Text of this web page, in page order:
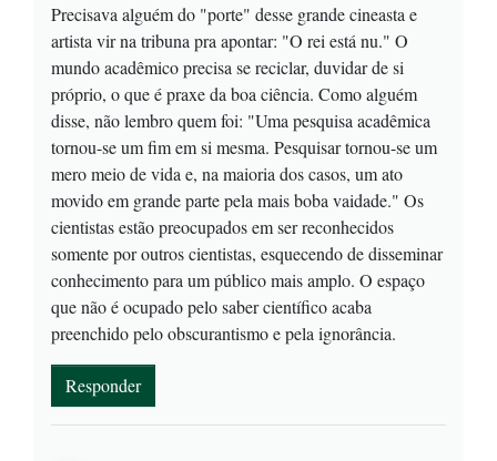
Precisava alguém do "porte" desse grande cineasta e
artista vir na tribuna pra apontar: "O rei está nu." O
mundo acadêmico precisa se reciclar, duvidar de si
próprio, o que é praxe da boa ciência. Como alguém
disse, não lembro quem foi: "Uma pesquisa acadêmica
tornou-se um fim em si mesma. Pesquisar tornou-se um
mero meio de vida e, na maioria dos casos, um ato
movido em grande parte pela mais boba vaidade." Os
cientistas estão preocupados em ser reconhecidos
somente por outros cientistas, esquecendo de disseminar
conhecimento para um público mais amplo. O espaço
que não é ocupado pelo saber científico acaba
preenchido pelo obscurantismo e pela ignorância.
Responder